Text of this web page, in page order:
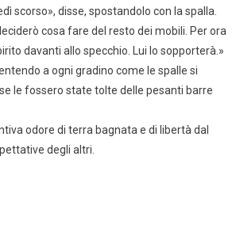
scorso», disse, spostandolo con la spalla.
cosa fare del resto dei mobili. Per ora
davanti allo specchio. Lui lo sopporterà.»
a ogni gradino come le spalle si
le fossero state tolte delle pesanti barre
odore di terra bagnata e di libertà dal
degli altri.